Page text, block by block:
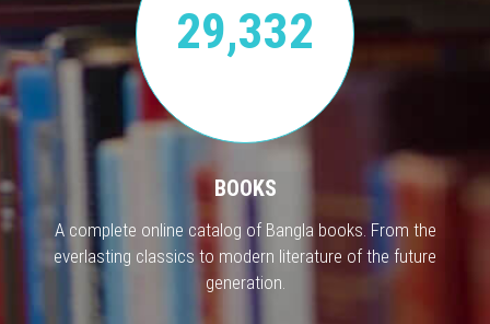
29,332
BOOKS
A complete online catalog of Bangla books. From the
everlasting classics to modern literature of the future
generation.